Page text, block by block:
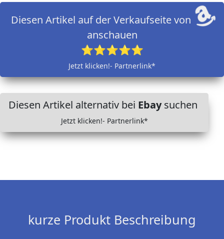
Diesen Artikel auf der Verkaufseite von
anschauen
⭐⭐⭐⭐⭐
Jetzt klicken!- Partnerlink*
Diesen Artikel alternativ bei Ebaysuchen
Jetzt klicken!- Partnerlink*
kurze Produkt Beschreibung